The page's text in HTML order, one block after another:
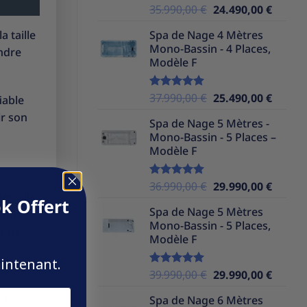
taille
son
Elle
Note5.00
35.990,00€ Le
initial
était :
24.490,00€Le
Spa de Nage 4 Mètres
Mono-Bassin - 4 Places,
Modèle F
Note5.00
37.990,00€ Le
initial
était :
25.490,00€Le
est :
Spa de Nage 5 Mètres -
Mono-Bassin - 5 Places –
Modèle F
Note5.00
36.990,00€ Le
initial
était :
29.990,00€Le
Spa de Nage 5 Mètres
Mono-Bassin - 5 Places,
Modèle F
Note5.00
39.990,00€ Le
initial
29.990,00€Le
Spa de Nage 6 Mètres
Offert